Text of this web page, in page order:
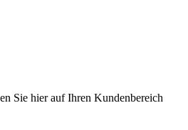
Sie hier auf Ihren Kundenbereich